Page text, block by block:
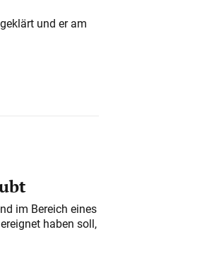
und er am
im Bereich eines
haben soll,